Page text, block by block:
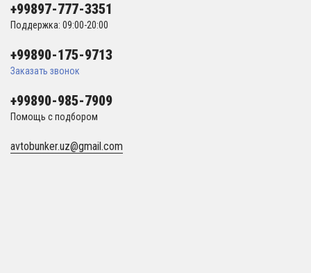
+99897-777-3351
Поддержка: 09:00-20:00
+99890-175-9713
Заказать звонок
+99890-985-7909
Помощь с подбором
avtobunker.uz@gmail.com